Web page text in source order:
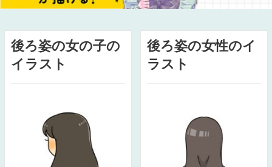
後ろ姿の女の子の
イラスト
後ろ姿の女性のイ
ラスト